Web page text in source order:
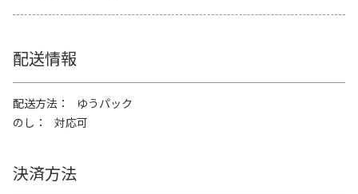
配送情報
配送方法
ゆうパック
のし
対応可
決済方法